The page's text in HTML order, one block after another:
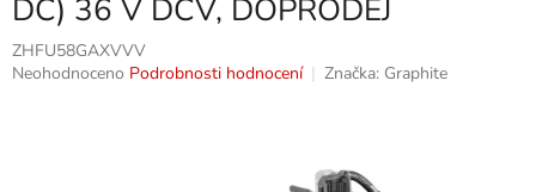
DC) 36 V DCV, DOPRODEJ
ZHFU58GAXVVV
Průměrné
Neohodnoceno Podrobnosti hodnocení Značka: Graphite